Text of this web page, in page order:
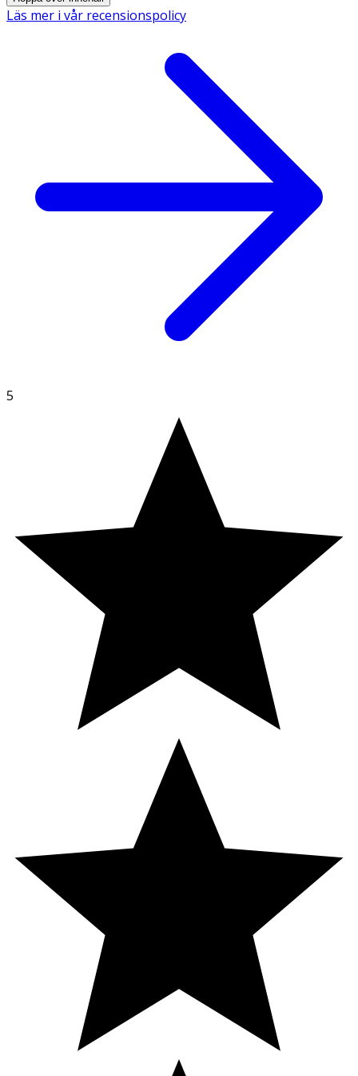
tandkräm per tillfälle.
inte rengör lika effektivt.
· Komplettera gärna med mellanrumsrengöring och
· Följ anvisningarna på produkten/bruksanvisningen.
· Förvaras i rumstemperatur utom räckhåll för små
· Bäst före-märkning finns tryckt i tubens svets.
Aqua, Hydrated Silica, Sorbitol, Glycerin, Calcium
Carbonate, Sodium Lauryl Sulfate, Sodium
Monofluorophosphate, Cellulose Gum, Sodium
Läs mer i vår recensionspolicy
5